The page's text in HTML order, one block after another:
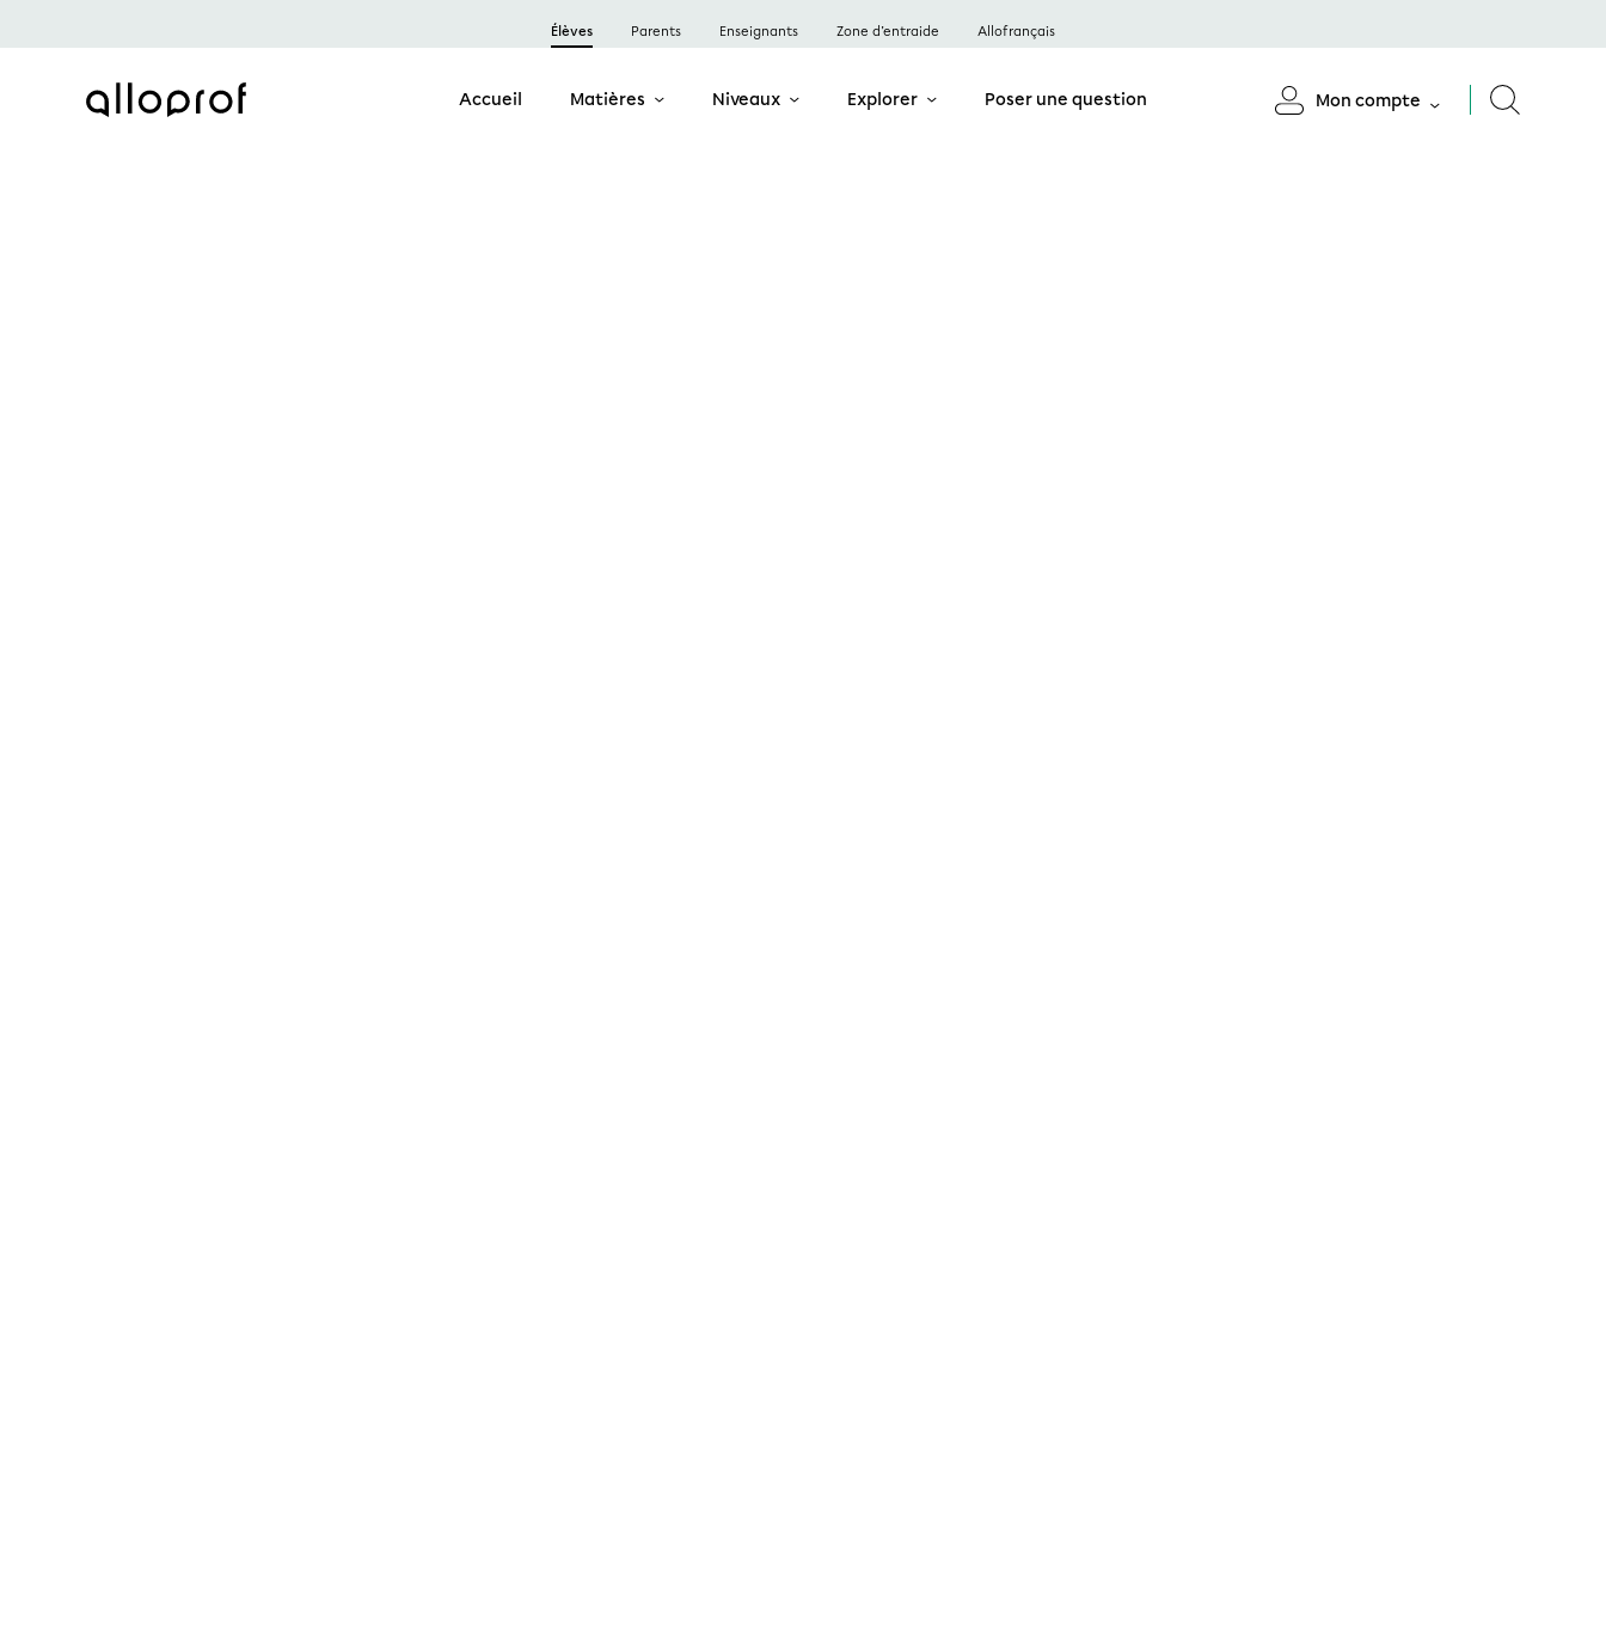
Élèves Parents Enseignants Zone d’entraide Allofrançais
Accueil Matières Niveaux Explorer Poser une question Mon compte